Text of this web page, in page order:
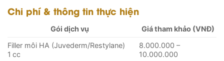
Chi phí & thông tin thực hiện
Gói dịch vụ
Giá tham khảo (VNĐ)
Filler môi HA (Juvederm/Restylane)
1 cc
8.000.000 –
10.000.000